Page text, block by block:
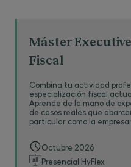
Máster
Fiscal
Combina tu actividad
especialización fiscal
Aprende de la mano de
de casos reales que
particular como la
Octubre 2026
Presencial HyFlex